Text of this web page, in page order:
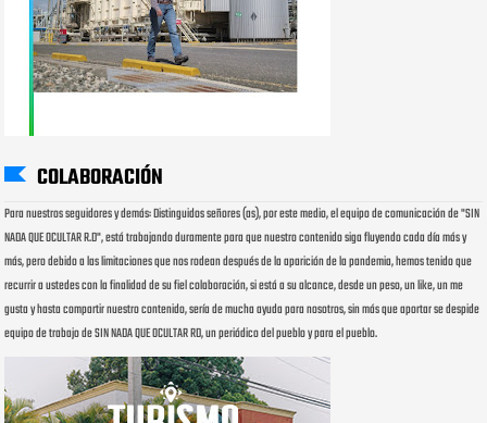
COLABORACIÓN
Para nuestros seguidores y demás: Distinguidos señores (as), por este medio, el equipo de comunicación de "SIN
NADA QUE OCULTAR R.D", está trabajando duramente para que nuestro contenido siga fluyendo cada día más y
más, pero debido a las limitaciones que nos rodean después de la aparición de la pandemia, hemos tenido que
recurrir a ustedes con la finalidad de su fiel colaboración, si está a su alcance, desde un peso, un like, un me
gusta y hasta compartir nuestro contenido, sería de mucha ayuda para nosotros, sin más que aportar se despide
equipo de trabajo de SIN NADA QUE OCULTAR RD, un periódico del pueblo y para el pueblo.